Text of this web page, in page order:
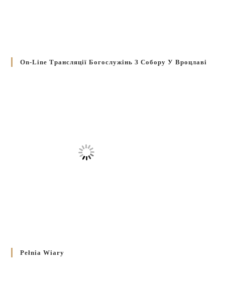
On-Line Трансляції Богослужінь З Собору У Вроцлаві
Pełnia Wiary